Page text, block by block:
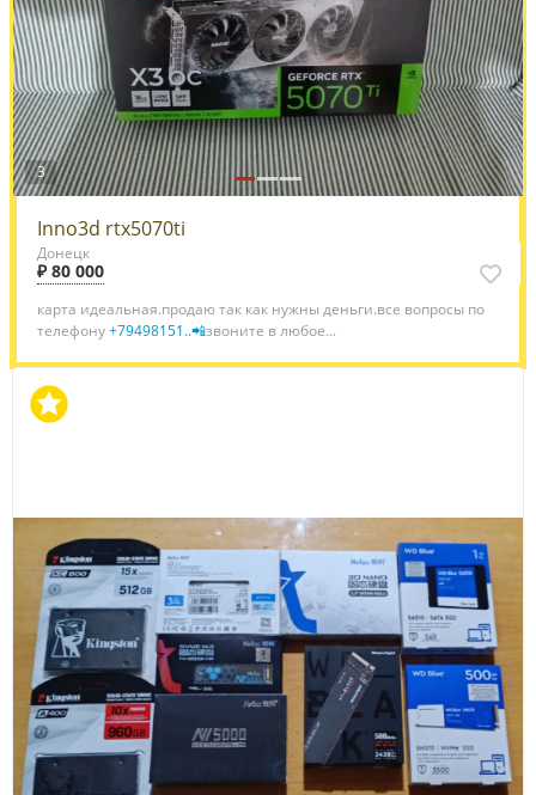
3
Inno3d rtx5070ti
Донецк
₽ 80 000
карта идеальная.продаю так как нужны деньги.все вопросы по
телефону+79498151..📲звоните в любое...